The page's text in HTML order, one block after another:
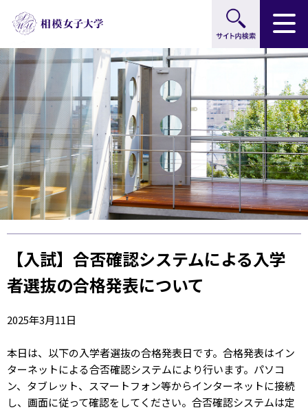
グ
ロ
ー
バ
ル
ナ
ビ
ゲ
ー
シ
ョ
ン
本
文
へ
ロ
ー
カ
ル
ナ
ビ
ゲ
ー
シ
ョ
ン
へ
フ
ッ
タ
ー
へ
【入試】合否確認システムによる入学
者選抜の合格発表について
2025年3月11日
本日は、以下の入学者選抜の合格発表日です。合格発表はイン
ターネットによる合否確認システムにより行います。パソコ
ン、タブレット、スマートフォン等からインターネットに接続
し、画面に従って確認をしてください。合否確認システムは定